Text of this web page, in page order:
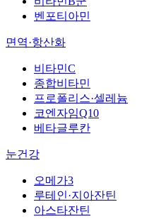
벤포티아민
면역·항산화
비타민C
종합비타민
프로폴리스·셀레늄
코엔자임Q10
베타글루칸
눈건강
오메가3
루테인·지아잔틴
아스타잔틴